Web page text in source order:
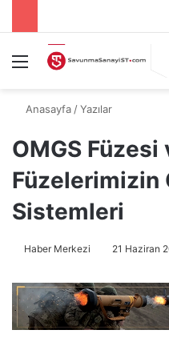
Menü
Anasayfa /Yazılar
OMGS Füzesi
Füzelerimizin
Sistemleri
Haber Merkezi 21 Haziran